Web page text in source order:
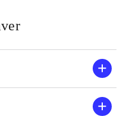
ud og
den
men
tænker
én